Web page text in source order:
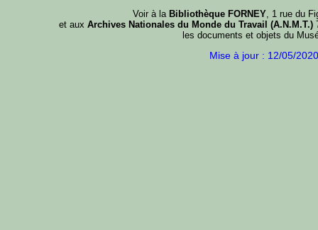
Voir à la Bibliothèque FORNEY, 1 rue du
et aux Archives Nationales du Monde du Travail (A.N.M.T.)
les documents et objets du
Mise à jour : 12/05/2020